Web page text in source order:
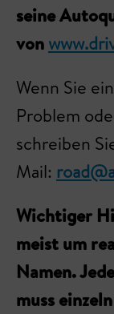
seine
von
Wenn Sie
Problem
schreiben
Mail:
Wichtiger
meist um
Namen.
muss